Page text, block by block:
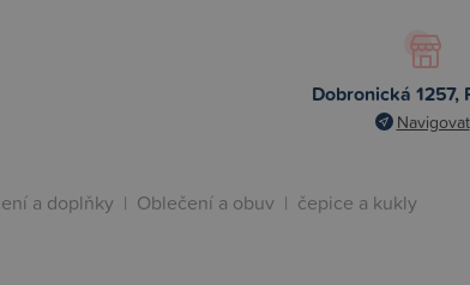
Dobronická 1257,
Navigovat
a doplňky | Oblečení a obuv | čepice a kukly